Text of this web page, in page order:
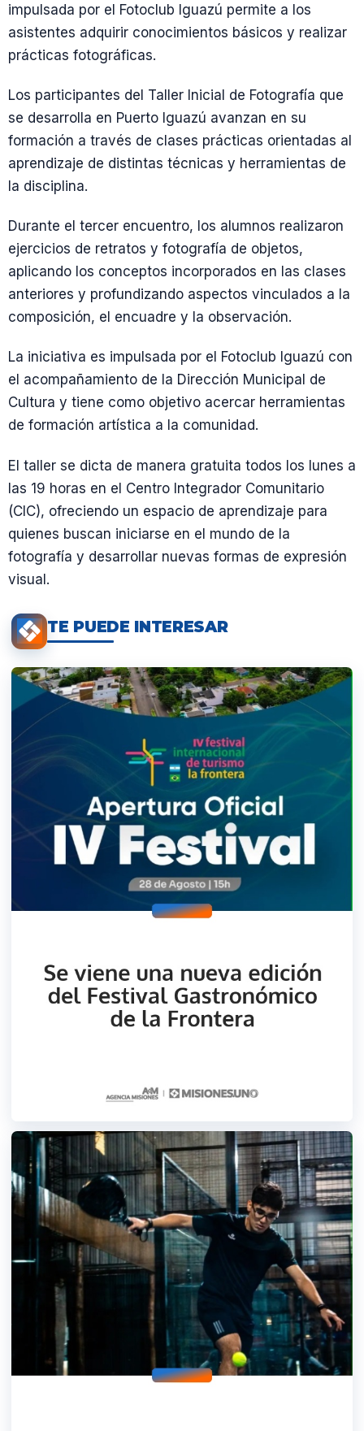
impulsada por el Fotoclub Iguazú permite a los
asistentes adquirir conocimientos básicos y realizar
prácticas fotográficas.
Los participantes del Taller Inicial de Fotografía que
se desarrolla en Puerto Iguazú avanzan en su
formación a través de clases prácticas orientadas al
aprendizaje de distintas técnicas y herramientas de
la disciplina.
Durante el tercer encuentro, los alumnos realizaron
ejercicios de retratos y fotografía de objetos,
aplicando los conceptos incorporados en las clases
anteriores y profundizando aspectos vinculados a la
composición, el encuadre y la observación.
La iniciativa es impulsada por el Fotoclub Iguazú con
el acompañamiento de la Dirección Municipal de
Cultura y tiene como objetivo acercar herramientas
de formación artística a la comunidad.
El taller se dicta de manera gratuita todos los lunes a
las 19 horas en el Centro Integrador Comunitario
(CIC), ofreciendo un espacio de aprendizaje para
quienes buscan iniciarse en el mundo de la
fotografía y desarrollar nuevas formas de expresión
visual.
TE PUEDE INTERESAR